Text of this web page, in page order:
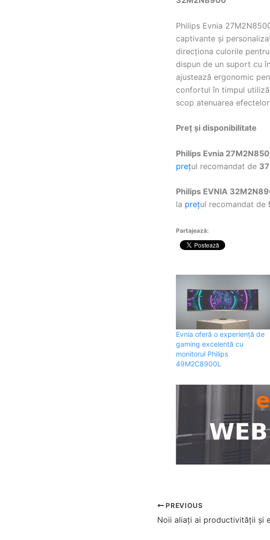
Philips Evnia
captivante și
direcționa culorile
dispun de un suport cu
ajustează ergonomic
confortul în timpul
scop atenuarea
Preț și disponibilitate
Philips Evnia
prețul recomandat de
Philips EVNIA
la prețul recomandat de
Partajează:
Evnia oferă o experiență de
gaming excelentă cu
monitorul Philips
49M2C8900L
PREVIOUS